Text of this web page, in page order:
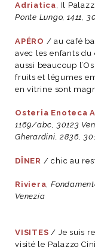
Adriatica, Il
Ponte Lungo, 1411,
APÉRO / au café
avec les enfants du
aussi beaucoup
fruits et légumes
en vitrine sont
Osteria Enoteca
1169/abc, 30123
Gherardini, 2836,
DÎNER / chic au
Riviera,
Venezia
VISITES / Je suis
visité le Palazzo